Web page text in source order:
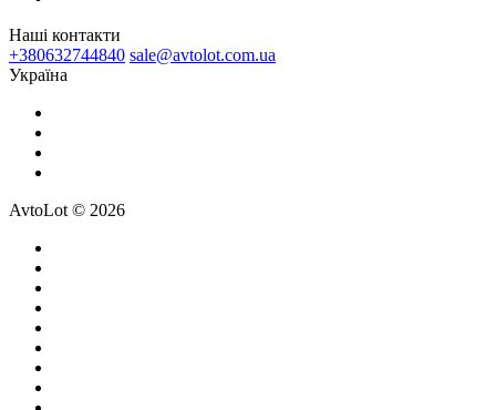
Наші контакти
+380632744840 sale@avtolot.com.ua
Українa
AvtoLot © 2026